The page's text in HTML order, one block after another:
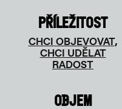
PŘÍLEŽITOST
CHCI OBJEVOVAT,
CHCI UDĚLAT
RADOST
OBJEM